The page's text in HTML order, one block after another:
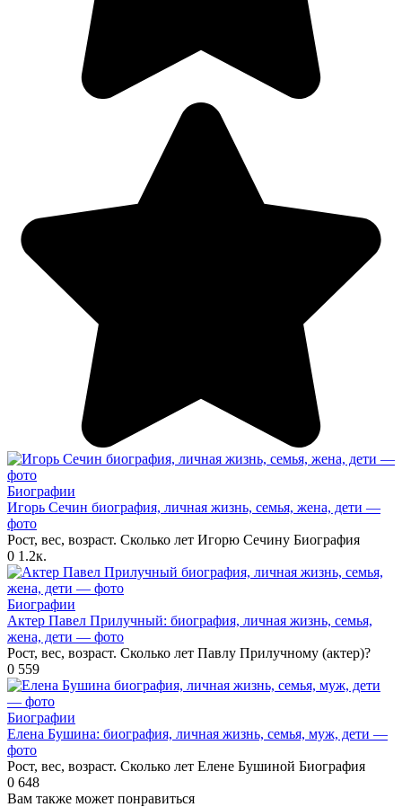
Биографии
Игорь Сечин биография, личная жизнь, семья, жена, дети —
фото
Рост, вес, возраст. Сколько лет Игорю Сечину Биография
0 1.2к.
Биографии
Актер Павел Прилучный: биография, личная жизнь, семья,
жена, дети — фото
Рост, вес, возраст. Сколько лет Павлу Прилучному (актер)?
0 559
Биографии
Елена Бушина: биография, личная жизнь, семья, муж, дети —
фото
Рост, вес, возраст. Сколько лет Елене Бушиной Биография
0 648
Вам также может понравиться